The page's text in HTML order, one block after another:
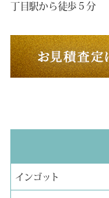
丁目駅から徒歩５分
インゴット